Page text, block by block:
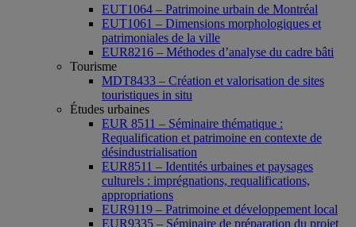
EUT1064 – Patrimoine urbain de Montréal
EUT1061 – Dimensions morphologiques et
patrimoniales de la ville
EUR8216 – Méthodes d’analyse du cadre bâti
Tourisme
MDT8433 – Création et valorisation de sites
touristiques in situ
Études urbaines
EUR 8511 – Séminaire thématique :
Requalification et patrimoine en contexte de
désindustrialisation
EUR8511 – Identités urbaines et paysages
culturels : imprégnations, requalifications,
appropriations
EUR9119 – Patrimoine et développement local
EUR9335 – Séminaire de préparation du projet